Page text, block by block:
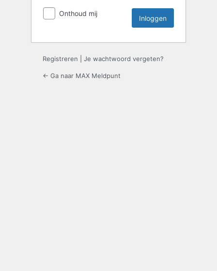
Onthoud mij
Registreren Je wachtwoord vergeten?
← Ga naar MAX Meldpunt